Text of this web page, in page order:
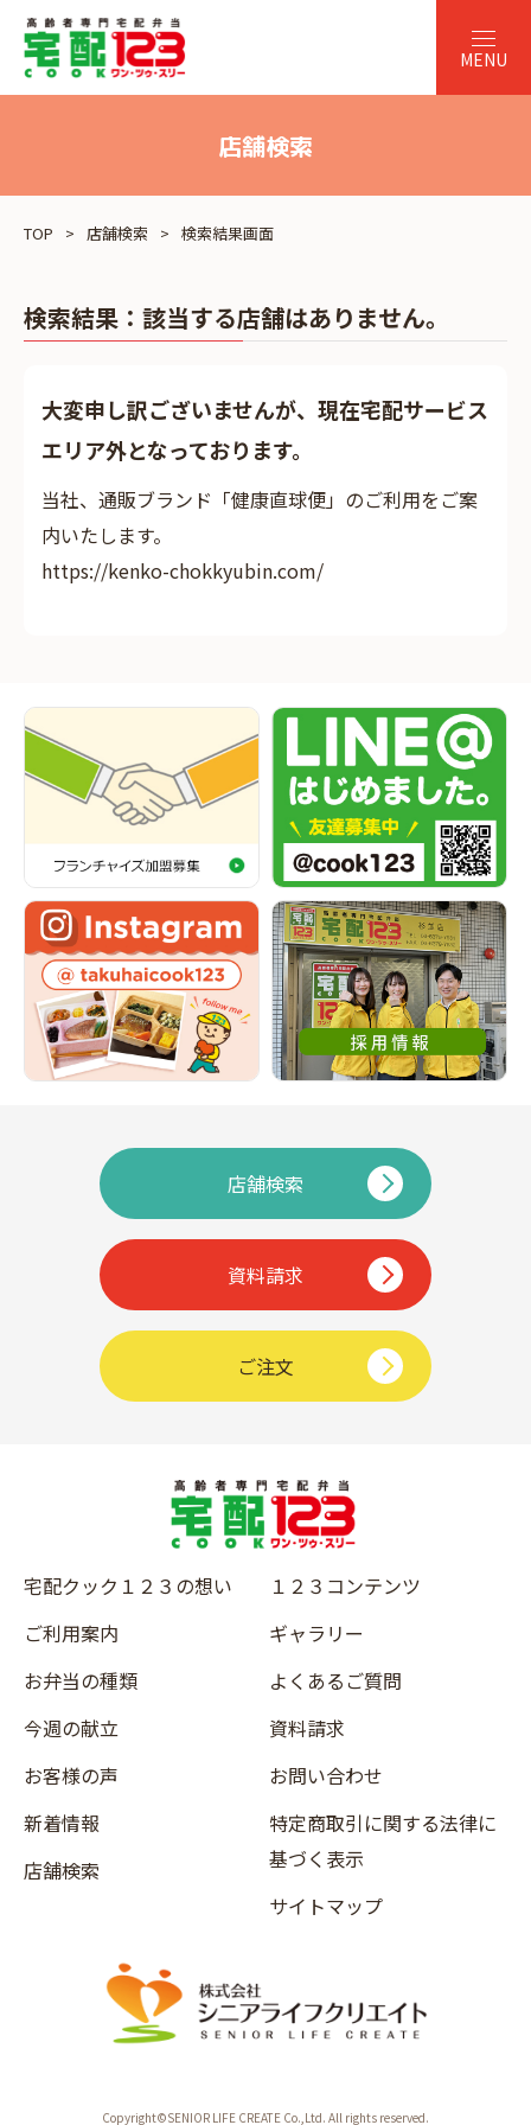
店舗検索
TOP 店舗検索 検索結果画面
検索結果： 該当する店舗はありません。
大変申し訳ございませんが、現在宅配サービス
エリア外となっております。
当社、通販ブランド「健康直球便」のご利用をご案
内いたします。
https://kenko-chokkyubin.com/
店舗検索
資料請求
ご注文
宅配クック１２３の想い
ご利用案内
お弁当の種類
今週の献立
お客様の声
新着情報
店舗検索
１２３コンテンツ
ギャラリー
よくあるご質問
資料請求
お問い合わせ
特定商取引に関する法律に
基づく表示
サイトマップ
Copyright©SENIOR LIFE CREATE Co.,Ltd. All rights reserved.